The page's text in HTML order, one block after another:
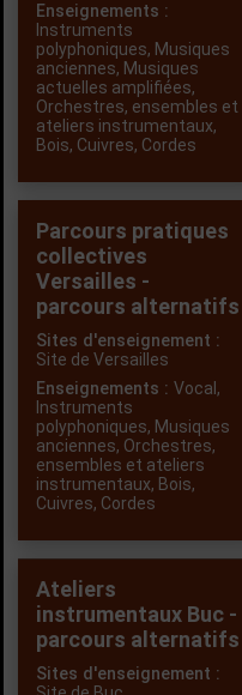
Enseignements :
Instruments
polyphoniques, Musiques
anciennes, Musiques
actuelles amplifiées,
Orchestres, ensembles et
ateliers instrumentaux,
Bois, Cuivres, Cordes
Parcours pratiques
collectives
Versailles -
parcours alternatifs
Sites d'enseignement :
Site de Versailles
Enseignements : Vocal ,
Instruments
polyphoniques, Musiques
anciennes, Orchestres,
ensembles et ateliers
instrumentaux, Bois,
Cuivres, Cordes
Ateliers
instrumentaux Buc -
parcours alternatifs
Sites d'enseignement :